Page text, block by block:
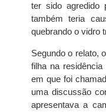
ter sido agredido
também teria
quebrando o vidro
Segundo o relato,
filha na
em que foi
uma discussão
apresentava a